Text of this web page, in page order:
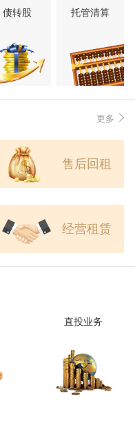
债转股 托管清算
更多
售后回租
经营租赁
直投业务